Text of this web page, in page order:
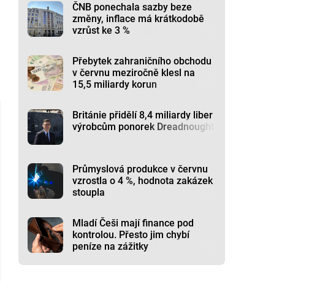
ČNB ponechala sazby beze
změny, inflace má krátkodobě
vzrůst ke 3 %
Přebytek zahraničního obchodu
v červnu meziročně klesl na
15,5 miliardy korun
Británie přidělí 8,4 miliardy liber
výrobcům ponorek Dreadnought
Průmyslová produkce v červnu
vzrostla o 4 %, hodnota zakázek
stoupla
Mladí Češi mají finance pod
kontrolou. Přesto jim chybí
peníze na zážitky